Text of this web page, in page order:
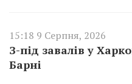
15:18 9 Серпня, 2026
З-під завалів у
Барні